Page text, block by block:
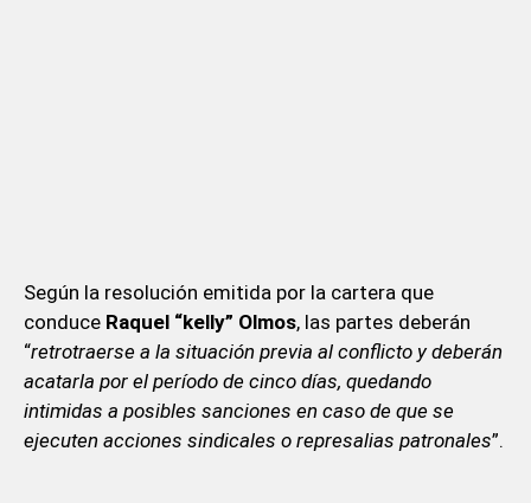
Según la resolución emitida por la cartera que
conduce Raquel “kelly” Olmos, las partes deberán
“retrotraerse a la situación previa al conflicto y deberán
acatarla por el período de cinco días, quedando
intimidas a posibles sanciones en caso de que se
ejecuten acciones sindicales o represalias patronales”.